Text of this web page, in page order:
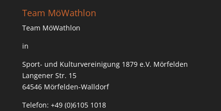
Team MöWathlon
Team MöWathlon
in
Sport- und Kulturvereinigung 1879 e.V. Mörfelden
Langener Str. 15
64546 Mörfelden-Walldorf
Telefon: +49 (0)6105 1018